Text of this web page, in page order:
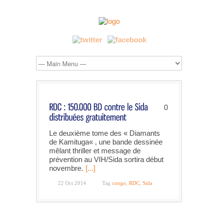
0
Le deuxième tome des « Diamants
de Kamituga« , une bande dessinée
mêlant thriller et message de
prévention au VIH/Sida sortira début
novembre. [...]
22 Oct 2014 Tag congo RDC Sida